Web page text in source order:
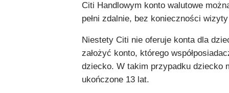
Citi Handlowym konto walutowe
pełni zdalnie, bez konieczności
Niestety Citi nie oferuje konta dla
założyć konto, którego
dziecko. W takim przypadku dziecko
ukończone 13 lat.